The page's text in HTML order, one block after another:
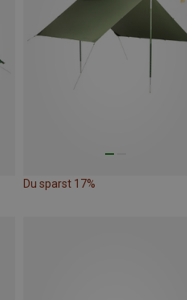
Du sparst 17%